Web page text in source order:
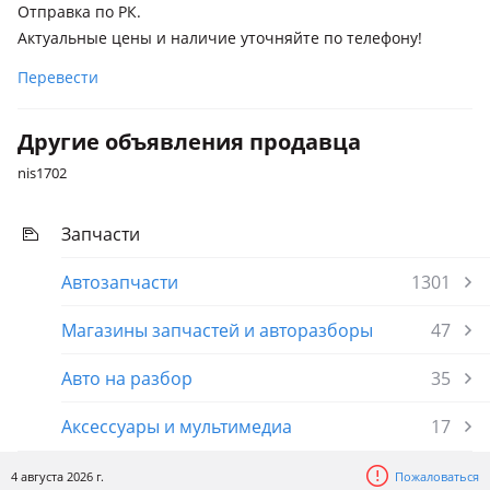
Отправка по РК.
Актуальные цены и наличие уточняйте по телефону!
Перевести
Другие объявления продавца
nis1702
Запчасти
Автозапчасти
1301
Магазины запчастей и авторазборы
47
Авто на разбор
35
Аксессуары и мультимедиа
17
4 августа 2026 г. Пожаловаться